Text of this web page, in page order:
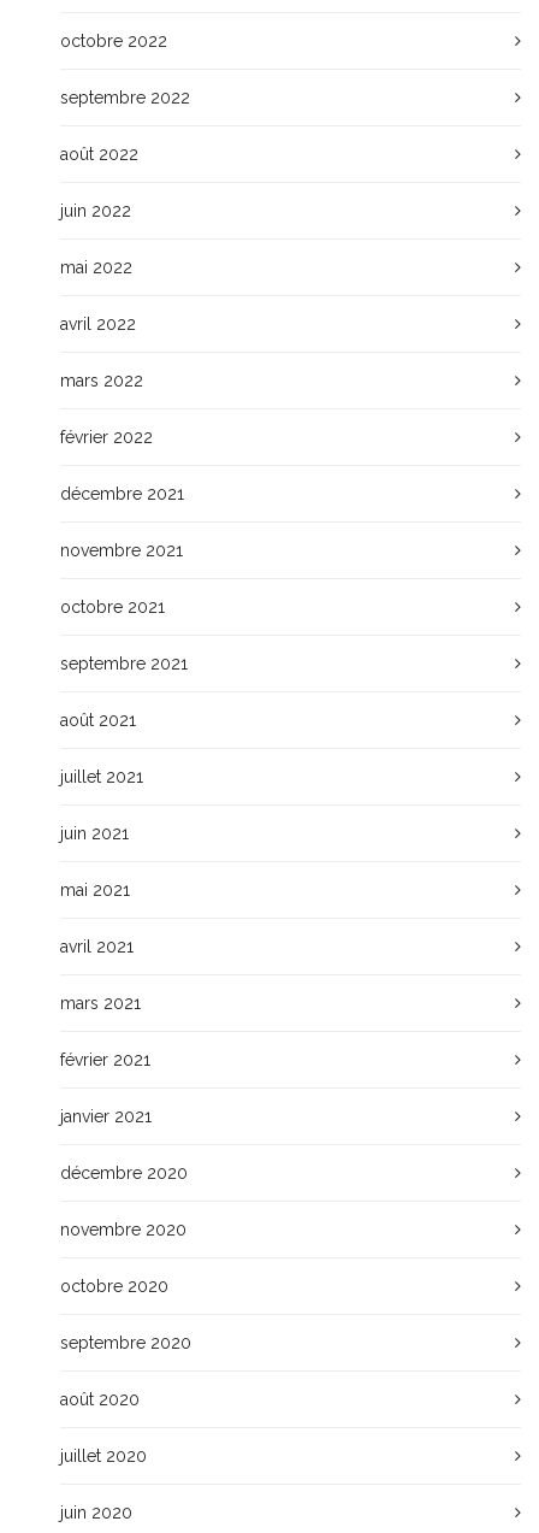
octobre 2022
septembre 2022
août 2022
juin 2022
mai 2022
avril 2022
mars 2022
février 2022
décembre 2021
novembre 2021
octobre 2021
septembre 2021
août 2021
juillet 2021
juin 2021
mai 2021
avril 2021
mars 2021
février 2021
janvier 2021
décembre 2020
novembre 2020
octobre 2020
septembre 2020
août 2020
juillet 2020
juin 2020